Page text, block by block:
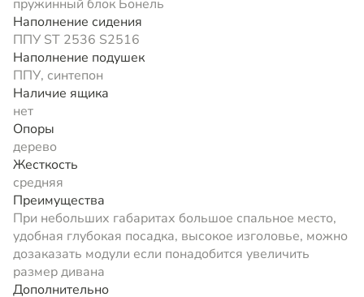
пружинный блок Бонель
Наполнение сидения
ППУ ST 2536 S2516
Наполнение подушек
ППУ, синтепон
Наличие ящика
нет
Опоры
дерево
Жесткость
средняя
Преимущества
При небольших габаритах большое спальное место,
удобная глубокая посадка, высокое изголовье, можно
дозаказать модули если понадобится увеличить
размер дивана
Дополнительно